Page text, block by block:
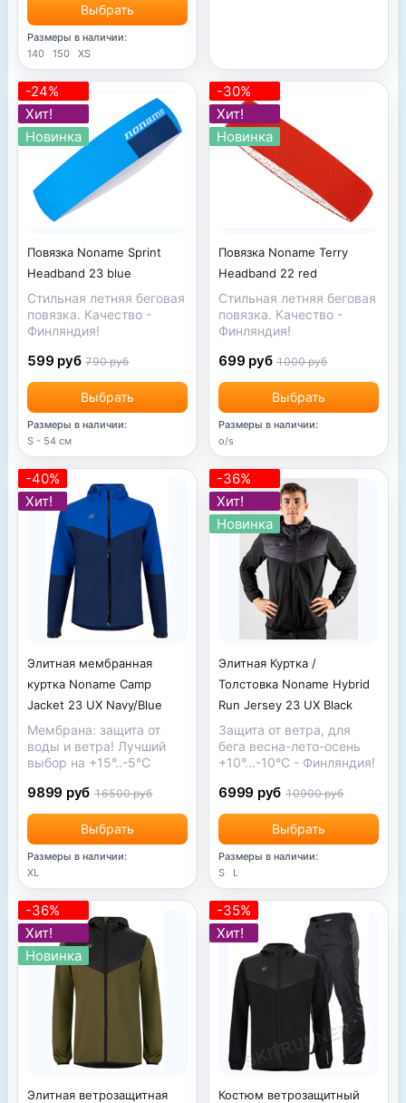
Выбрать
Размеры в наличии:
140
150 XS
-24%
Хит!
Новинка
Повязка Noname Sprint
Headband 23 blue
Стильная летняя беговая
повязка. Качество -
Финляндия!
Выбрать
599 руб 790 руб
Размеры в наличии:
S - 54 см
-30%
Хит!
Новинка
Повязка Noname Terry
Headband 22 red
Стильная летняя беговая
повязка. Качество -
Финляндия!
Выбрать
699 руб 1000 руб
Размеры в наличии:
o/s
-40%
Хит!
Элитная мембранная
куртка Noname Camp
Jacket 23 UX Navy/Blue
Мембрана: защита от
воды и ветра! Лучший
выбор на +15°..-5°С
Выбрать
9899 руб 16500 руб
Размеры в наличии:
XL
-36%
Хит!
Новинка
Элитная Куртка /
Толстовка Noname Hybrid
Run Jersey 23 UX Black
Защита от ветра, для
бега весна-лето-осень
+10°...-10°С - Финляндия!
Выбрать
6999 руб 10900 руб
Размеры в наличии:
S
L
-36%
Хит!
Новинка
Элитная ветрозащитная
-35%
Хит!
Костюм ветрозащитный